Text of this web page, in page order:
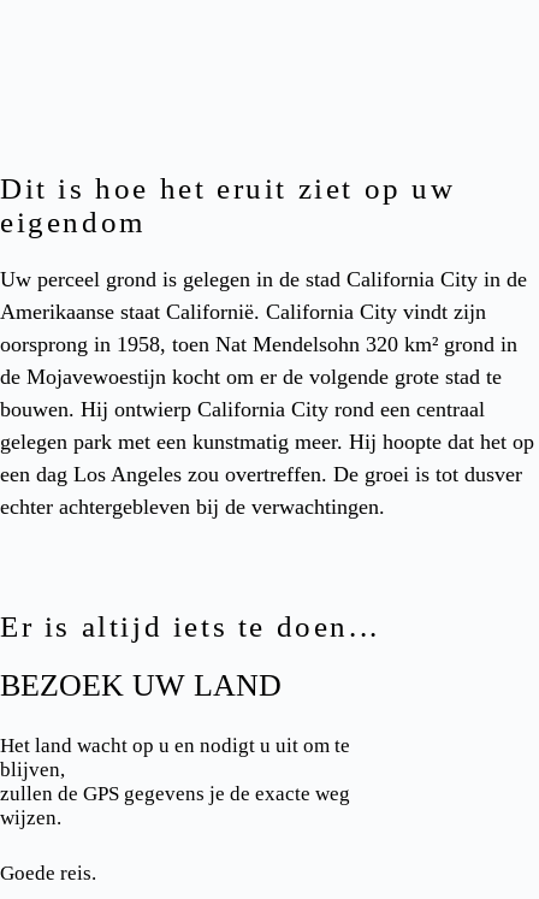
Dit is hoe het eruit ziet op uw
eigendom
Uw perceel grond is gelegen in de stad California City in de
Amerikaanse staat Californië. California City vindt zijn
oorsprong in 1958, toen Nat Mendelsohn 320 km² grond in
de Mojavewoestijn kocht om er de volgende grote stad te
bouwen. Hij ontwierp California City rond een centraal
gelegen park met een kunstmatig meer. Hij hoopte dat het op
een dag Los Angeles zou overtreffen. De groei is tot dusver
echter achtergebleven bij de verwachtingen.
Er is altijd iets te doen...
BEZOEK UW LAND
Het land wacht op u en nodigt u uit om te
blijven,
zullen de GPS gegevens je de exacte weg
wijzen.
Goede reis.